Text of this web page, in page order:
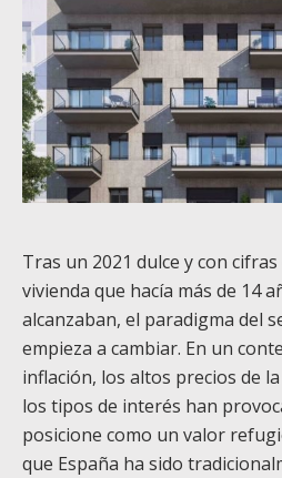
Tras un 2021 dulce y con
vivienda que hacía más de 14
alcanzaban, el paradigma del
empieza a cambiar. En un
inflación, los altos precios de
los tipos de interés han
posicione como un valor
que España ha sido